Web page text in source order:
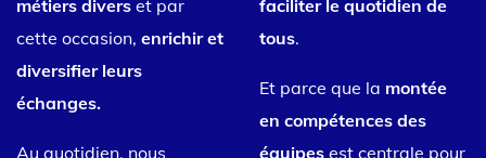
métiers divers et par
cette occasion, enrichir et
diversifier leurs
échanges.
Au quotidien, nous
faciliter le quotidien de
tous.
Et parce que la montée
en compétences des
équipes est centrale pour